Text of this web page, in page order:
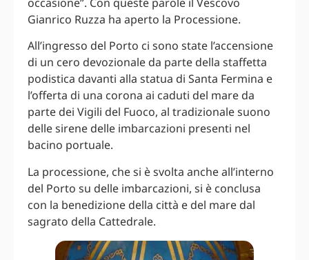
Gianrico Ruzza ha aperto la Processione.
All’ingresso del Porto ci sono state l’accensione
di un cero devozionale da parte della staffetta
podistica davanti alla statua di Santa Fermina e
l’offerta di una corona ai caduti del mare da
parte dei Vigili del Fuoco, al tradizionale suono
delle sirene delle imbarcazioni presenti nel
bacino portuale.
La processione, che si è svolta anche all’interno
del Porto su delle imbarcazioni, si è conclusa
con la benedizione della città e del mare dal
sagrato della Cattedrale.